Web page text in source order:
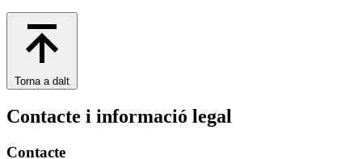
Torna a dalt
Contacte i informació legal
Contacte